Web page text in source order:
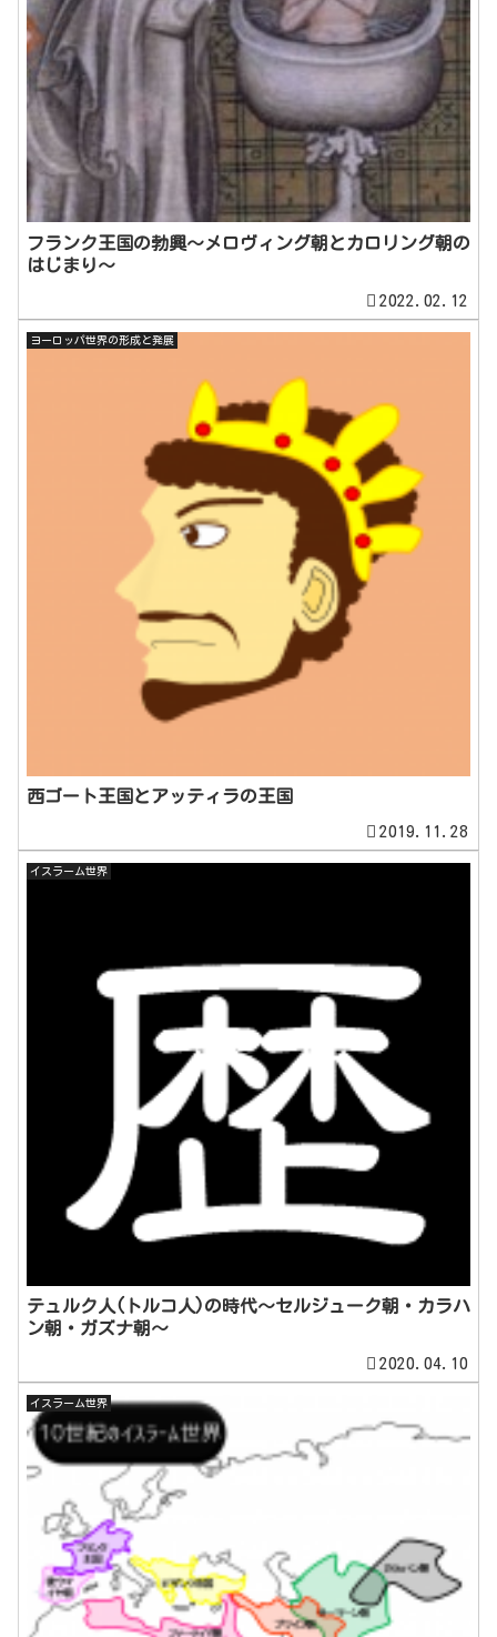
フランク王国の勃興～メロヴィング朝とカロリング朝の
はじまり～
2022.02.12
ヨーロッパ世界の形成と発展
西ゴート王国とアッティラの王国
2019.11.28
イスラーム世界
テュルク人(トルコ人)の時代～セルジューク朝・カラハ
ン朝・ガズナ朝～
2020.04.10
イスラーム世界